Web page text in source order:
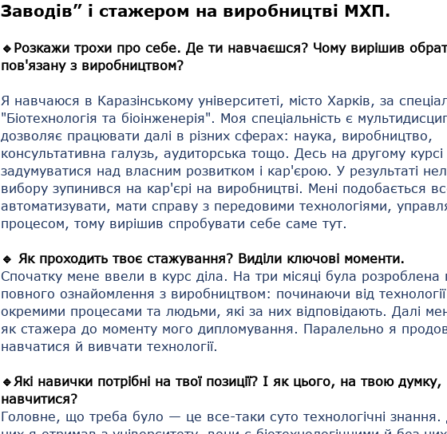
Заводів” і стажером на виробництві МХП.
🔹Розкажи трохи про себе. Де ти навчаєшся? Чому вирішив
пов'язану з виробництвом?
Я навчаюся в Каразінському університеті, місто Харків, за
"Біотехнологія та біоінженерія". Моя спеціальність є
дозволяє працювати далі в різних сферах: наука, виробництво,
консультативна галузь, аудиторська тощо. Десь на другому
задумуватися над власним розвитком і кар'єрою. У результаті
вибору зупинився на кар'єрі на виробництві. Мені подобається
автоматизувати, мати справу з передовими технологіями,
процесом, тому вирішив спробувати себе саме тут.
🔹 Як проходить твоє стажування? Виділи ключові моменти.
Спочатку мене ввели в курс діла. На три місяці була розроблена
повного ознайомлення з виробництвом: починаючи від
окремими процесами та людьми, які за них відповідають. Далі
як стажера до моменту мого дипломування. Паралельно я
навчатися й вивчати технології.
🔹Які навички потрібні на твої позиції? І як цього, на твою
навчитися?
Головне, що треба було — це все-таки суто технологічні